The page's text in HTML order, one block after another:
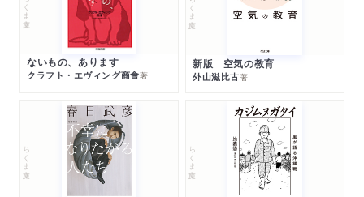
ないもの、あります
クラフト・エヴィング商會著
新版 空気の教育
外山滋比古著
ちくま文庫 ちくま文庫